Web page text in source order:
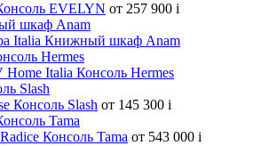
EVELYN от 257 900 i
Italia Книжный шкаф Anam
Home Italia Консоль Hermes
Консоль Slash от 145 300 i
Консоль Tama от 543 000 i